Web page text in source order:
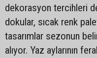
dekorasyon tercihleri
dokular, sıcak renk
tasarımlar sezonun
alıyor. Yaz aylarının